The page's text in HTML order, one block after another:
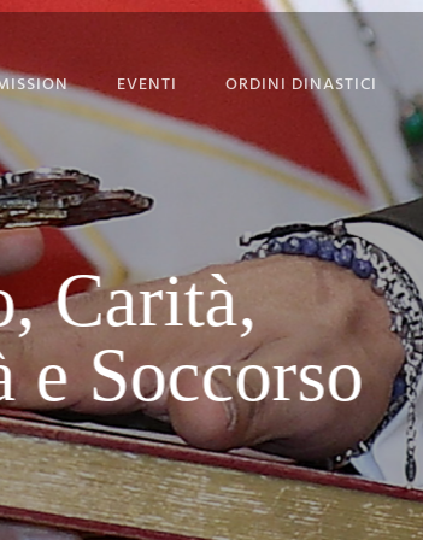
EVENTI
PROGETTO PORGI UN
SORRISO
UFFICIO STAMPA
EVENTI CON GALLERY
ORDINI DINASTICI
Carità,
e Soccorso